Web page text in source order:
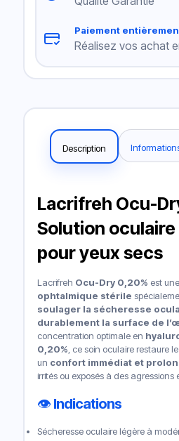
Paiement
Réalisez vos achat
Description
Lacrifreh Ocu-
Solution
pour yeux secs
Lacrifreh Ocu-Dry 0,20% est une
ophtalmique stérile
soulager la sécheresse
durablement la surface de
concentration optimale en
0,20% , ce soin oculaire restaure
un confort immédiat et
irrités ou exposés à des agressions
👁️Indications
Sécheresse oculaire légère à